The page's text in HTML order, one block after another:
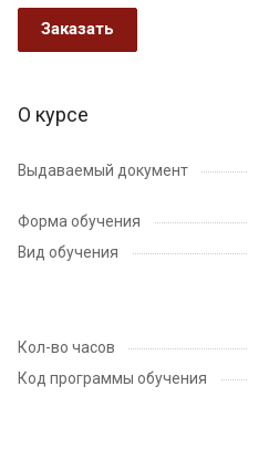
Заказать
О курсе
Выдаваемый документ
Форма обучения
Вид обучения
Кол-во часов
Код программы обучения